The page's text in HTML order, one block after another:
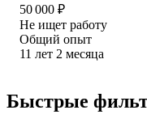
50 000 ₽
Не ищет работу
Общий опыт
11 лет 2 месяца
Быстрые